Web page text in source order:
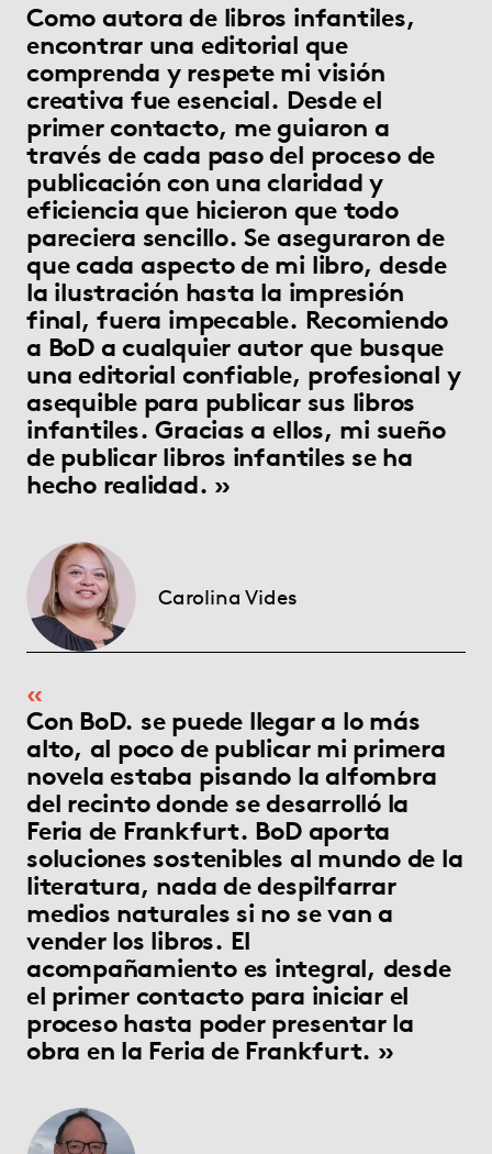
Como autora de libros infantiles,
encontrar una editorial que
comprenda y respete mi visión
creativa fue esencial. Desde el
primer contacto, me guiaron a
través de cada paso del proceso de
publicación con una claridad y
eficiencia que hicieron que todo
pareciera sencillo. Se aseguraron de
que cada aspecto de mi libro, desde
la ilustración hasta la impresión
final, fuera impecable. Recomiendo
a BoD a cualquier autor que busque
una editorial confiable, profesional y
asequible para publicar sus libros
infantiles. Gracias a ellos, mi sueño
de publicar libros infantiles se ha
hecho realidad.
Carolina Vides
Con BoD. se puede llegar a lo más
alto, al poco de publicar mi primera
novela estaba pisando la alfombra
del recinto donde se desarrolló la
Feria de Frankfurt. BoD aporta
soluciones sostenibles al mundo de la
literatura, nada de despilfarrar
medios naturales si no se van a
vender los libros. El
acompañamiento es integral, desde
el primer contacto para iniciar el
proceso hasta poder presentar la
obra en la Feria de Frankfurt.